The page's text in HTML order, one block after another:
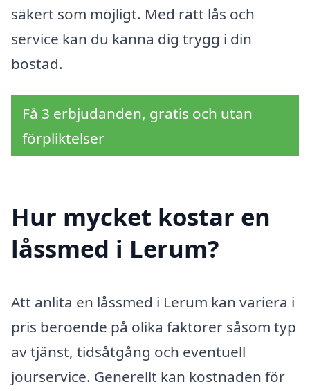
säkert som möjligt. Med rätt lås och
service kan du känna dig trygg i din
bostad.
Få 3 erbjudanden, gratis och utan
förpliktelser
Hur mycket kostar en
låssmed i Lerum?
Att anlita en låssmed i Lerum kan variera i
pris beroende på olika faktorer såsom typ
av tjänst, tidsåtgång och eventuell
jourservice. Generellt kan kostnaden för